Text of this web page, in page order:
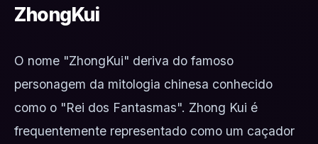
ZhongKui
O nome "ZhongKui" deriva do famoso
personagem da mitologia chinesa conhecido
como o "Rei dos Fantasmas". Zhong Kui é
frequentemente representado como um caçador